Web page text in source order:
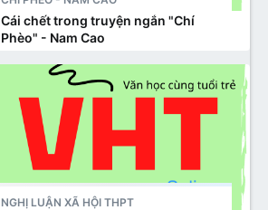
Cái chết trong truyện ngắn "Chí
Phèo" - Nam Cao
NGHỊ LUẬN XÃ HỘI THPT